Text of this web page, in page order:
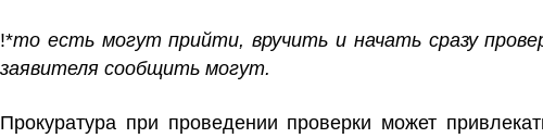
!*то есть могут прийти, вручить и начать сразу
заявителя сообщить могут.
Прокуратура при проведении проверки может